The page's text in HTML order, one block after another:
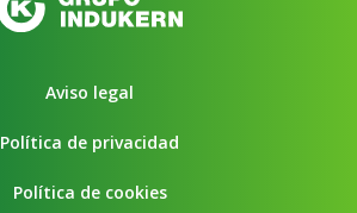
Aviso legal
Política de privacidad
Política de cookies